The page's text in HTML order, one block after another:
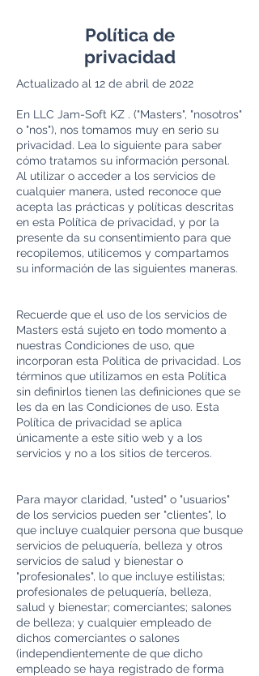
Política de
privacidad
Actualizado al 12 de abril de 2022
En LLC Jam-Soft KZ . ("Masters", "nosotros"
o "nos"), nos tomamos muy en serio su
privacidad. Lea lo siguiente para saber
cómo tratamos su información personal.
Al utilizar o acceder a los servicios de
cualquier manera, usted reconoce que
acepta las prácticas y políticas descritas
en esta Política de privacidad, y por la
presente da su consentimiento para que
recopilemos, utilicemos y compartamos
su información de las siguientes maneras.
Recuerde que el uso de los servicios de
Masters está sujeto en todo momento a
nuestras Condiciones de uso, que
incorporan esta Política de privacidad. Los
términos que utilizamos en esta Política
sin definirlos tienen las definiciones que se
les da en las Condiciones de uso. Esta
Política de privacidad se aplica
únicamente a este sitio web y a los
servicios y no a los sitios de terceros.
Para mayor claridad, "usted" o "usuarios"
de los servicios pueden ser "clientes", lo
que incluye cualquier persona que busque
servicios de peluquería, belleza y otros
servicios de salud y bienestar o
"profesionales", lo que incluye estilistas;
profesionales de peluquería, belleza,
salud y bienestar; comerciantes; salones
de belleza; y cualquier empleado de
dichos comerciantes o salones
(independientemente de que dicho
empleado se haya registrado de forma